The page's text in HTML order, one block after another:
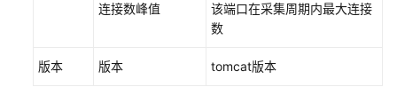
AOM
连接数峰值
该端口在采集周期内最大连接
数
版本 版本 tomcat版本